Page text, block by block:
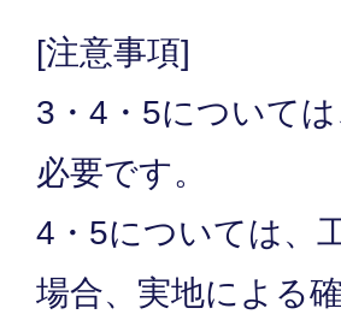
[注意事項]
3・4・5について
必要です。
4・5については、
場合、実地による